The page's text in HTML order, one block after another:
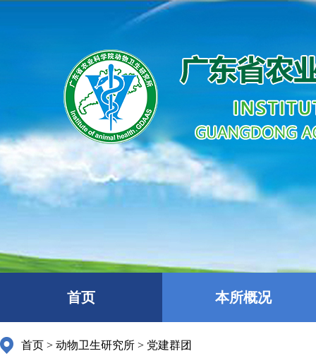
首页 本所概况
首页 > 动物卫生研究所 > 党建群团